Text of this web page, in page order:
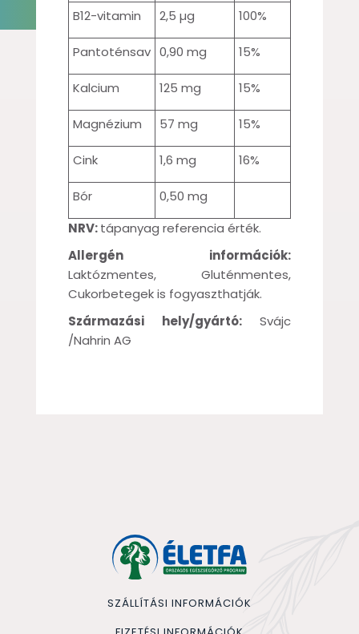
B12-vitamin 2,5 µg 100%
Pantoténsav 0,90 mg 15%
Kalcium 125 mg 15%
Magnézium 57 mg 15%
Cink 1,6 mg 16%
Bór
0,50 mg
NRV:tápanyag referencia érték.
Allergén információk:
Laktózmentes, Gluténmentes,
Cukorbetegek is fogyaszthatják.
Származási hely/gyártó:Svájc
/Nahrin AG
SZÁLLÍTÁSI INFORMÁCIÓK